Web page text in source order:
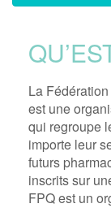
La
est une
qui regroupe
importe leur
futurs
inscrits sur
FPQ est un